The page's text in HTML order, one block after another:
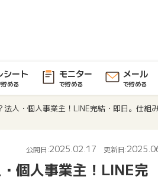
シート
める
モニター
で貯める
メール
で貯める
人・個人事業主！LINE完結・即日。仕組
公開日:2025.02.17 更新日:
個人事業主！LINE完